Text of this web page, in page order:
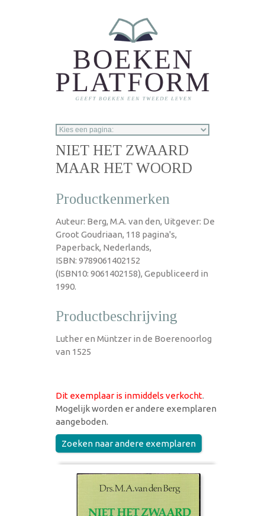
NIET HET ZWAARD
MAAR HET WOORD
Productkenmerken
Auteur: Berg, M.A. van den, Uitgever: De
Groot Goudriaan, 118 pagina's,
Paperback, Nederlands,
ISBN: 9789061402152
(ISBN10: 9061402158), Gepubliceerd in
1990.
Productbeschrijving
Luther en Müntzer in de Boerenoorlog
van 1525
Dit exemplaar is inmiddels verkocht.
Mogelijk worden er andere exemplaren
aangeboden.
Zoeken naar andere exemplaren